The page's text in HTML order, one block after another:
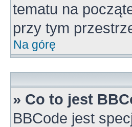
tematu na
przy tym
Na górę
» Co to jest
BBCode jest